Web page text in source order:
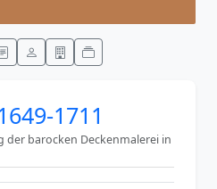
1711
der barocken Deckenmalerei in